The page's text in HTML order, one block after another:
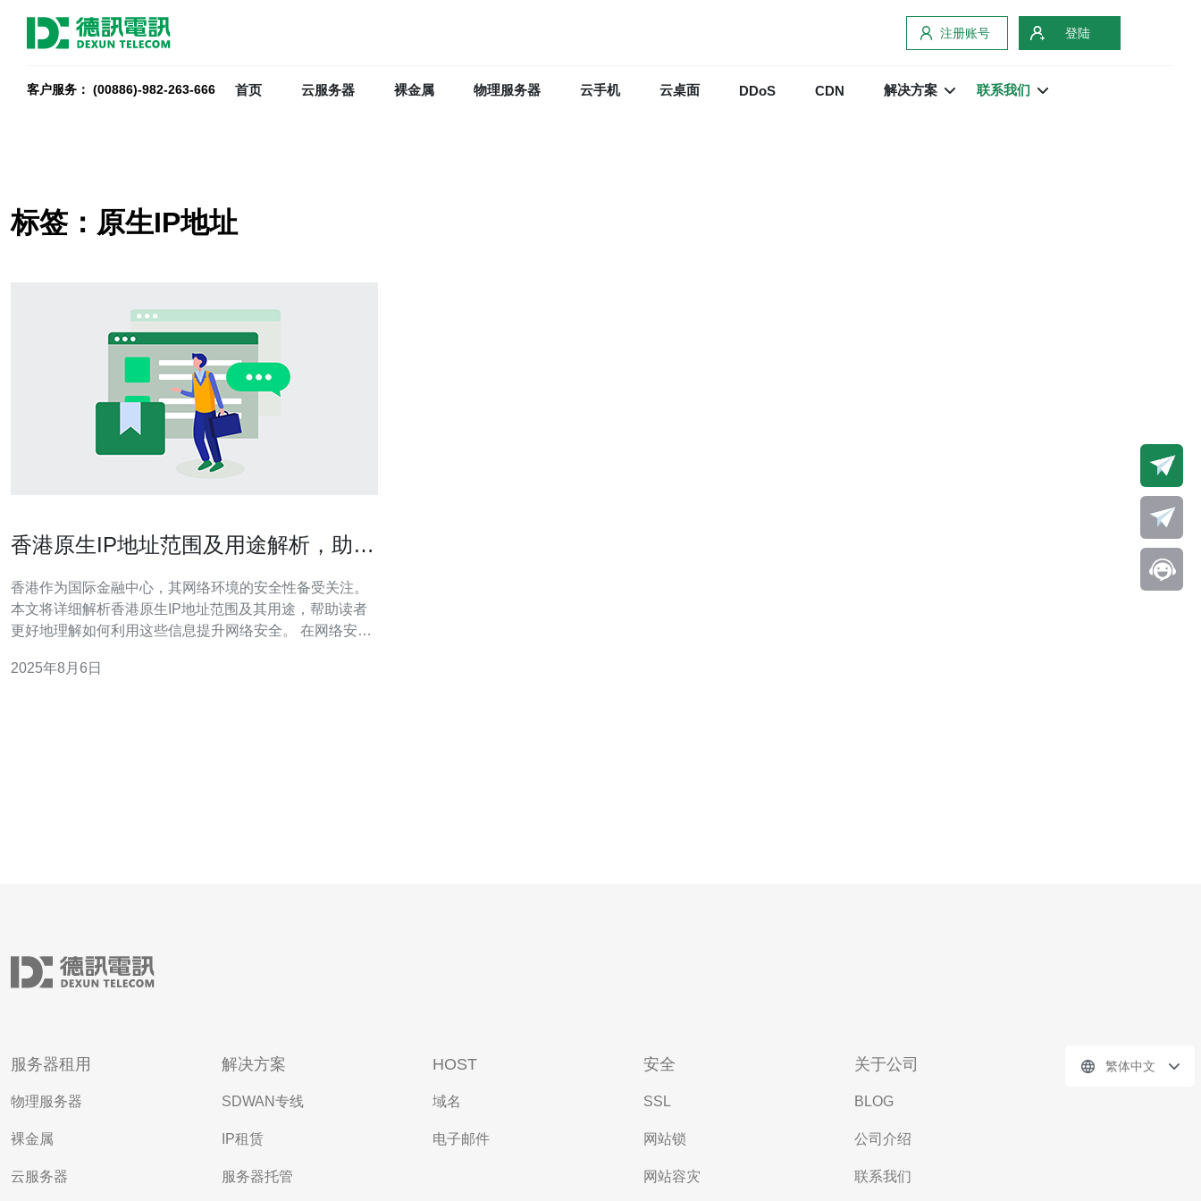
注册账号 登陆
客户服务： (00886)-982-263-666 首页 云服务器 裸金属 物理服务器 云手机 云桌面 DDoS CDN 解决方案 联系我们
标签：原生IP地址
香港原生IP地址范围及用途解析，助力
香港作为国际金融中心，其网络环境的安全性备受关注。
本文将详细解析香港原生IP地址范围及其用途，帮助读者
更好地理解如何利用这些信息提升网络安全。 在网络安全
地址主要由香港的互联网服务提供商（ISP）分配，这些地
2025年8月6日
服务器租用
物理服务器
裸金属
云服务器
解决方案
SDWAN专线
IP租赁
服务器托管
HOST
域名
电子邮件
安全
SSL
网站锁
网站容灾
关于公司
BLOG
公司介绍
联系我们
繁体中文